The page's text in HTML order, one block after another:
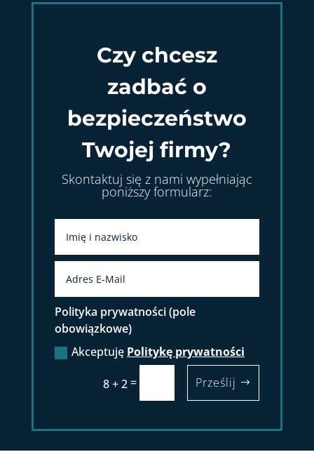
Czy chcesz
zadbać o
bezpieczeństwo
Twojej firmy?
Skontaktuj się z nami wypełniając
poniższy formularz:
Polityka prywatności (pole
obowiązkowe)
Akceptuję Politykę prywatności
8 + 2= Prześlij